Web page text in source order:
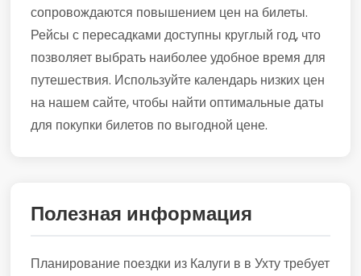
сопровождаются повышением цен на билеты.
Рейсы с пересадками доступны круглый год, что
позволяет выбрать наиболее удобное время для
путешествия. Используйте календарь низких цен
на нашем сайте, чтобы найти оптимальные даты
для покупки билетов по выгодной цене.
Полезная информация
Планирование поездки из Калуги в в Ухту требует